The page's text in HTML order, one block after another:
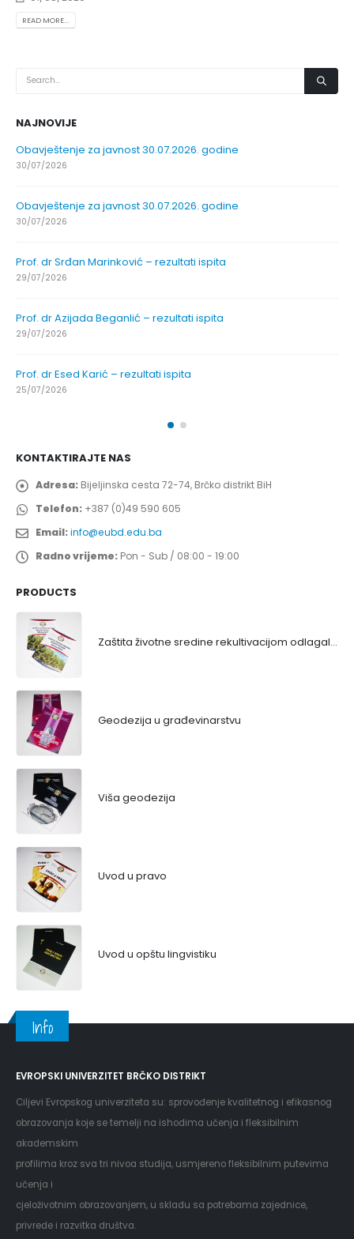
READ MORE...
NAJNOVIJE
Obavještenje za javnost 30.07.2026. godine
30/07/2026
Obavještenje za javnost 30.07.2026. godine
30/07/2026
Prof. dr Srđan Marinković – rezultati ispita
29/07/2026
Prof. dr Azijada Beganlić – rezultati ispita
29/07/2026
Prof. dr Esed Karić – rezultati ispita
25/07/2026
KONTAKTIRAJTE NAS
Adresa: Bijeljinska cesta 72-74, Brčko distrikt BiH
Telefon: +387 (0)49 590 605
Email:info@eubd.edu.ba
Radno vrijeme: Pon - Sub / 08:00 - 19:00
PRODUCTS
Zaštita životne sredine rekultivacijom odlagališta
Geodezija u građevinarstvu
Viša geodezija
Uvod u pravo
Uvod u opštu lingvistiku
Info
EVROPSKI UNIVERZITET BRČKO DISTRIKT
Ciljevi Evropskog univerziteta su: sprovođenje kvalitetnog i efikasnog
obrazovanja koje se temelji na ishodima učenja i fleksibilnim
akademskim
profilima kroz sva tri nivoa studija, usmjereno fleksibilnim putevima
učenja i
cjeloživotnim obrazovanjem, u skladu sa potrebama zajednice,
privrede i razvitka društva.